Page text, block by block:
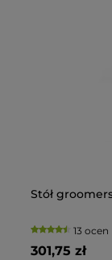
Stół
13 ocen
301,75 zł